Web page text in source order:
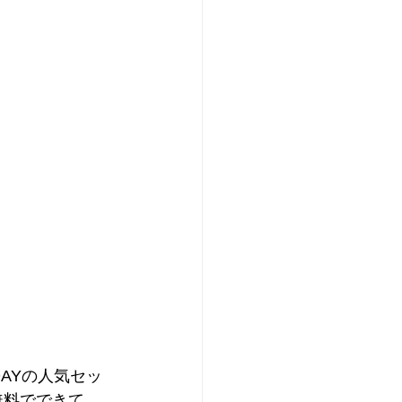
の人気セッ